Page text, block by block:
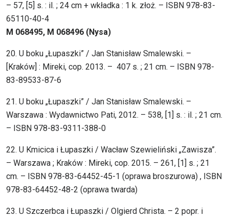
– 57, [5] s. : il. ; 24 cm + wkładka : 1 k. złoż. – ISBN 978-83-
65110-40-4
M 068495, M 068496 (Nysa)
20. U boku „Łupaszki” / Jan Stanisław Smalewski. –
[Kraków] : Mireki, cop. 2013. – 407 s. ; 21 cm. – ISBN 978-
83-89533-87-6
21. U boku „Łupaszki” / Jan Stanisław Smalewski. –
Warszawa : Wydawnictwo Pati, 2012. – 538, [1] s. : il. ; 21 cm.
– ISBN 978-83-9311-388-0
22. U Kmicica i Łupaszki / Wacław Szewieliński „Zawisza”.
– Warszawa ; Kraków : Mireki, cop. 2015. – 261, [1] s. ; 21
cm. – ISBN 978-83-64452-45-1 (oprawa broszurowa) , ISBN
978-83-64452-48-2 (oprawa twarda)
23. U Szczerbca i Łupaszki / Olgierd Christa. – 2 popr. i